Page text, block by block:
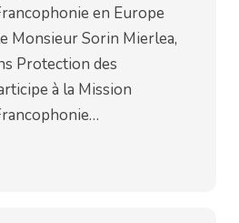
en Europe
Monsieur Sorin Mierlea,
Protection des
à la Mission